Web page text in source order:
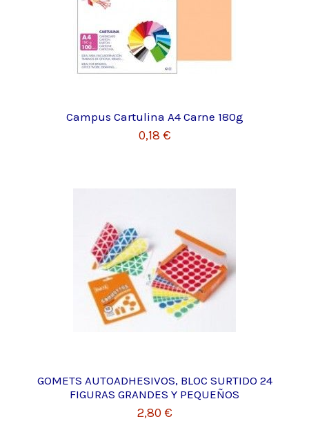
Campus Cartulina A4 Carne 180g
0,18 €
GOMETS AUTOADHESIVOS, BLOC SURTIDO 24
FIGURAS GRANDES Y PEQUEÑOS
2,80 €